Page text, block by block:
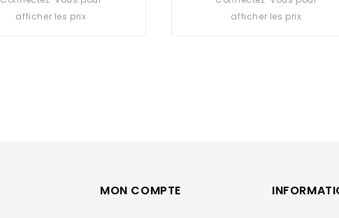
afficher les prix
afficher les prix
MON COMPTE